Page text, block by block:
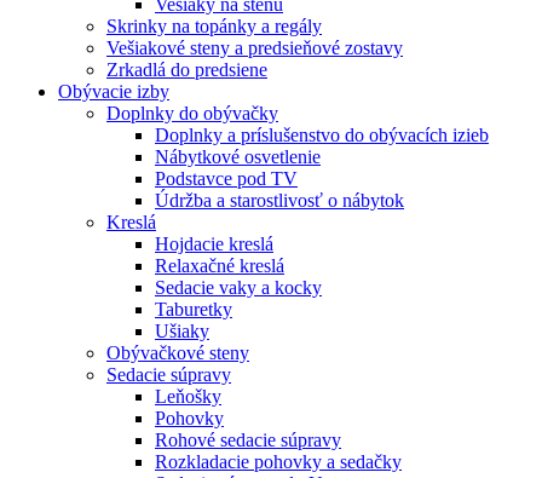
Skrinky na topánky a regály
Vešiakové steny a predsieňové zostavy
Zrkadlá do predsiene
Obývacie izby
Doplnky do obývačky
Doplnky a príslušenstvo do obývacích izieb
Nábytkové osvetlenie
Podstavce pod TV
Údržba a starostlivosť o nábytok
Kreslá
Hojdacie kreslá
Relaxačné kreslá
Sedacie vaky a kocky
Taburetky
Ušiaky
Obývačkové steny
Sedacie súpravy
Leňošky
Pohovky
Rohové sedacie súpravy
Rozkladacie pohovky a sedačky